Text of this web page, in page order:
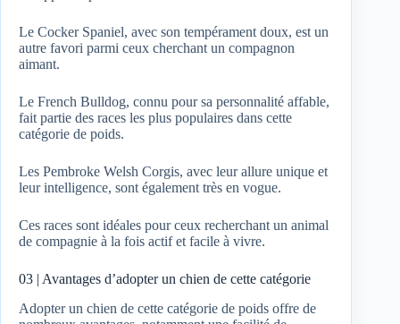
Le Cocker Spaniel, avec son tempérament doux, est un
autre favori parmi ceux cherchant un compagnon
aimant.
Le French Bulldog, connu pour sa personnalité affable,
fait partie des races les plus populaires dans cette
catégorie de poids.
Les Pembroke Welsh Corgis, avec leur allure unique et
leur intelligence, sont également très en vogue.
Ces races sont idéales pour ceux recherchant un animal
de compagnie à la fois actif et facile à vivre.
03 | Avantages d’adopter un chien de cette catégorie
Adopter un chien de cette catégorie de poids offre de